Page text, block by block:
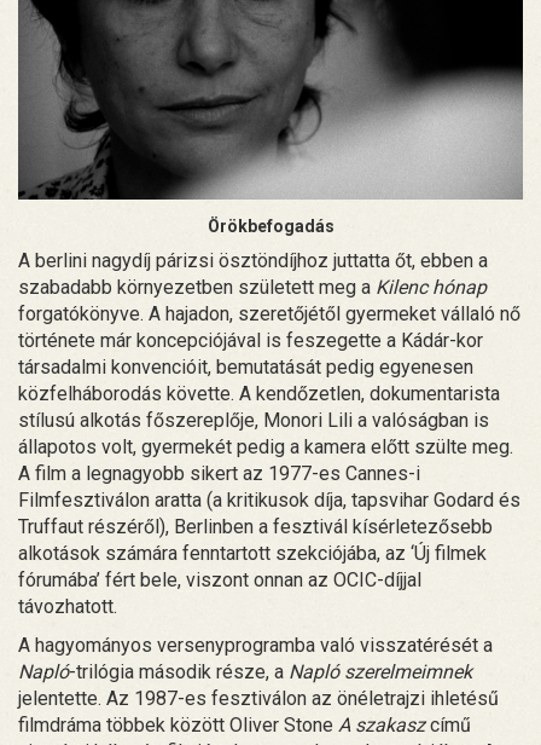
Örökbefogadás
A berlini nagydíj párizsi ösztöndíjhoz juttatta őt, ebben a
szabadabb környezetben született meg a Kilenc hónap
forgatókönyve. A hajadon, szeretőjétől gyermeket vállaló nő
története már koncepciójával is feszegette a Kádár-kor
társadalmi konvencióit, bemutatását pedig egyenesen
közfelháborodás követte. A kendőzetlen, dokumentarista
stílusú alkotás főszereplője, Monori Lili a valóságban is
állapotos volt, gyermekét pedig a kamera előtt szülte meg.
A film a legnagyobb sikert az 1977-es Cannes-i
Filmfesztiválon aratta (a kritikusok díja, tapsvihar Godard és
Truffaut részéről), Berlinben a fesztivál kísérletezősebb
alkotások számára fenntartott szekciójába, az ‘Új filmek
fórumába’ fért bele, viszont onnan az OCIC-díjjal
távozhatott.
A hagyományos versenyprogramba való visszatérését a
Napló-trilógia második része, a Napló szerelmeimnek
jelentette. Az 1987-es fesztiválon az önéletrajzi ihletésű
filmdráma többek között Oliver Stone A szakaszcímű